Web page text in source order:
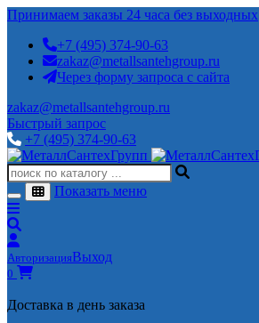
Принимаем заказы 24 часа без выходных
+7 (495) 374-90-63
zakaz@metallsantehgroup.ru
Через форму запроса с сайта
zakaz@metallsantehgroup.ru
Быстрый запрос
+7 (495) 374-90-63
Показать меню
АвторизацияВыход
0
Доставка в день заказа